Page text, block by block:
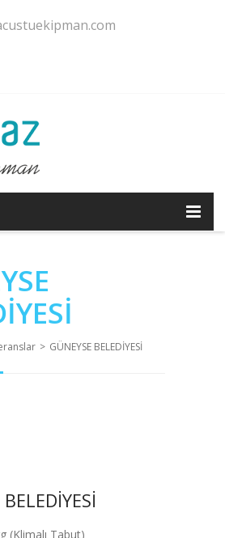
> GÜNEYSE BELEDİYESİ
(Klimalı Tabut)